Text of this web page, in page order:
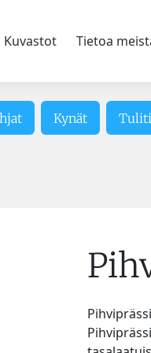
Kuvastot Tietoa
Kynät